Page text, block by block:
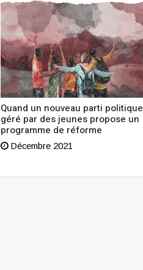
Quand un nouveau parti politique
géré par des jeunes propose un
programme de réforme
Décembre 2021